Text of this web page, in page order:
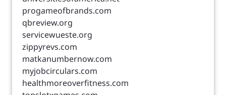
progameofbrands.com
qbreview.org
servicewueste.org
zippyrevs.com
matkanumbernow.com
myjobcirculars.com
healthmoreoverfitness.com